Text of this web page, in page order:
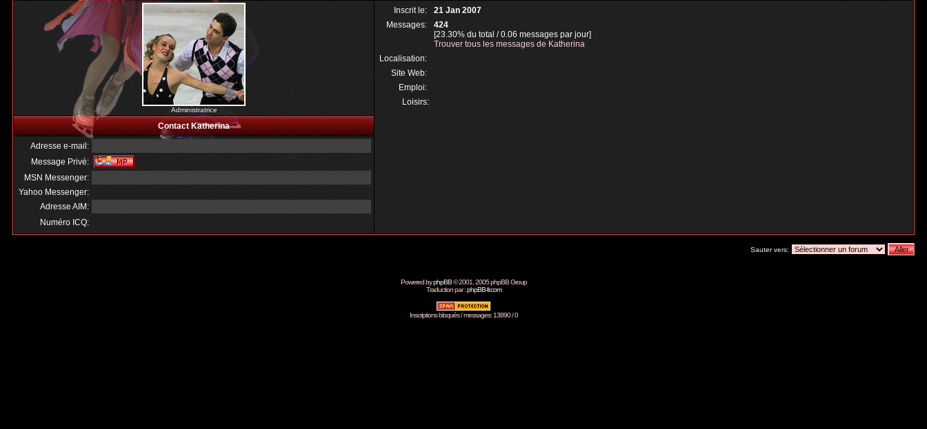
Administratrice
Inscrit le: 21 Jan 2007
Messages: 424
[23.30% du total / 0.06 messages par jour]
Trouver tous les messages de Katherina
Localisation:
Site Web:
Emploi:
Loisirs:
Contact Katherina
Adresse e-mail:
Message Privé:
MSN Messenger:
Yahoo Messenger:
Adresse AIM:
Numéro ICQ:
Sauter vers:
Powered byphpBB© 2001, 2005 phpBB Group
Traduction par :phpBB-fr.com
Inscriptions bloqués / messages: 13890 / 0